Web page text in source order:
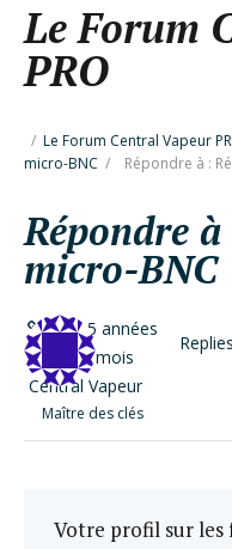
Le Forum
PRO
/ Le Forum Central Vapeur
micro-BNC / Répondre à :
Répondre
micro-BNC
il y a 5 années
et 11 mois
Central Vapeur
Maître des clés
Votre profil sur les